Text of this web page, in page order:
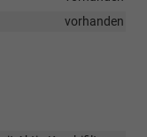
vorhanden